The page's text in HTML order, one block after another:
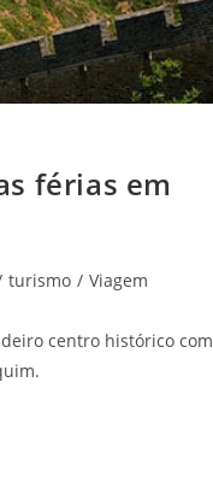
férias em
turismo / Viagem
centro histórico com